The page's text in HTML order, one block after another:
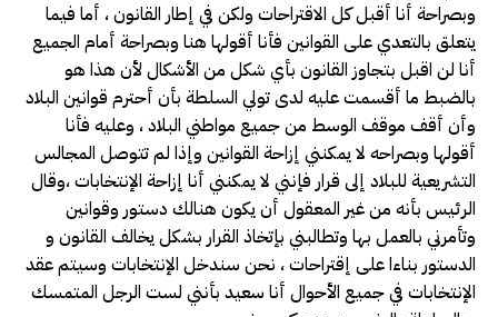
وبصراحة أنا أقبل كل الاقتراحات ولكن في إطار القانون ، أما فيما
يتعلق بالتعدي على القوانين فأنا أقولها هنا وبصراحة أمام الجميع
أنا لن اقبل بتجاوز القانون بأي شكل من الأشكال لأن هذا هو
بالضبط ما أقسمت عليه لدى تولي السلطة بأن أحترم قوانين البلاد
وأن أقف موقف الوسط من جميع مواطني البلاد ، وعليه فأنا
أقولها وبصراحه لا يمكنني إزاحة القوانين وإذا لم تتوصل المجالس
التشريعية للبلاد إلى قرار فإنني لا يمكنني أنا إزاحة الإنتخابات ،وقال
الرئيس بأنه من غير المعقول أن يكون هنالك دستور وقوانين
وتأمرني بالعمل بها وتطالبني بإتخاذ القرار بشكل يخالف القانون و
الدستور بناءا على إقتراحات ، نحن سندخل الإنتخابات وسيتم عقد
الإنتخابات في جميع الأحوال أنا سعيد بأنني لست الرجل المتمسك